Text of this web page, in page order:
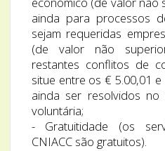
ainda para processos
sejam requeridas
(de valor não
restantes conflitos de
situe entre os € 5.00,01
ainda ser resolvidos
voluntária;
- Gratuitidade (os
CNIACC são gratuitos).